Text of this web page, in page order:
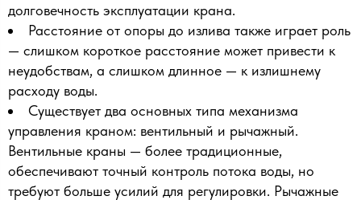
долговечность эксплуатации крана.
Расстояние от опоры до излива также играет роль
— слишком короткое расстояние может привести к
неудобствам, а слишком длинное — к излишнему
расходу воды.
Существует два основных типа механизма
управления краном: вентильный и рычажный.
Вентильные краны — более традиционные,
обеспечивают точный контроль потока воды, но
требуют больше усилий для регулировки. Рычажные